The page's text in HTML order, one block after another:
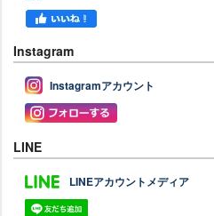
Instagram
Instagramアカウント
LINE
LINEアカウントメディア